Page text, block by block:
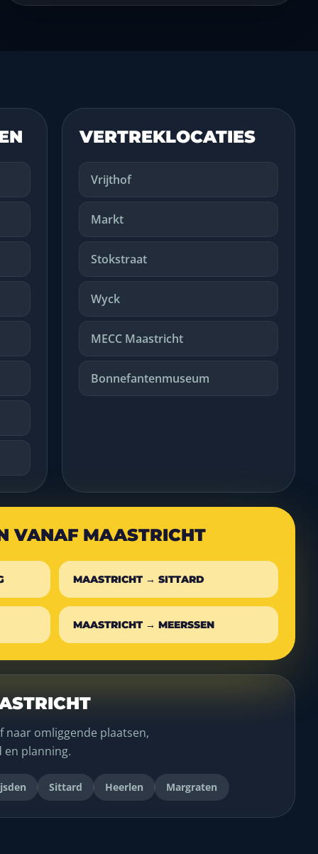
VERTREKLOCATIES
Vrijthof
Markt
Stokstraat
Wyck
MECC Maastricht
Bonnefantenmuseum
VANAF MAASTRICHT
MAASTRICHT → SITTARD
MAASTRICHT → MEERSSEN
naar omliggende plaatsen,
en planning.
Sittard Heerlen Margraten